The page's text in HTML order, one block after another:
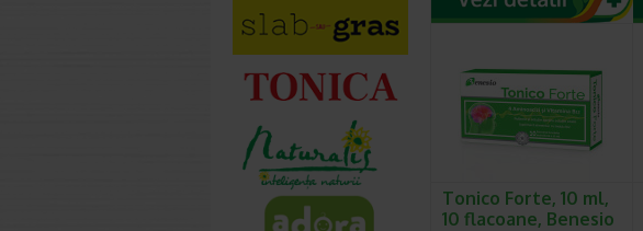
Tonico Forte, 10 ml,
10 flacoane, Benesio